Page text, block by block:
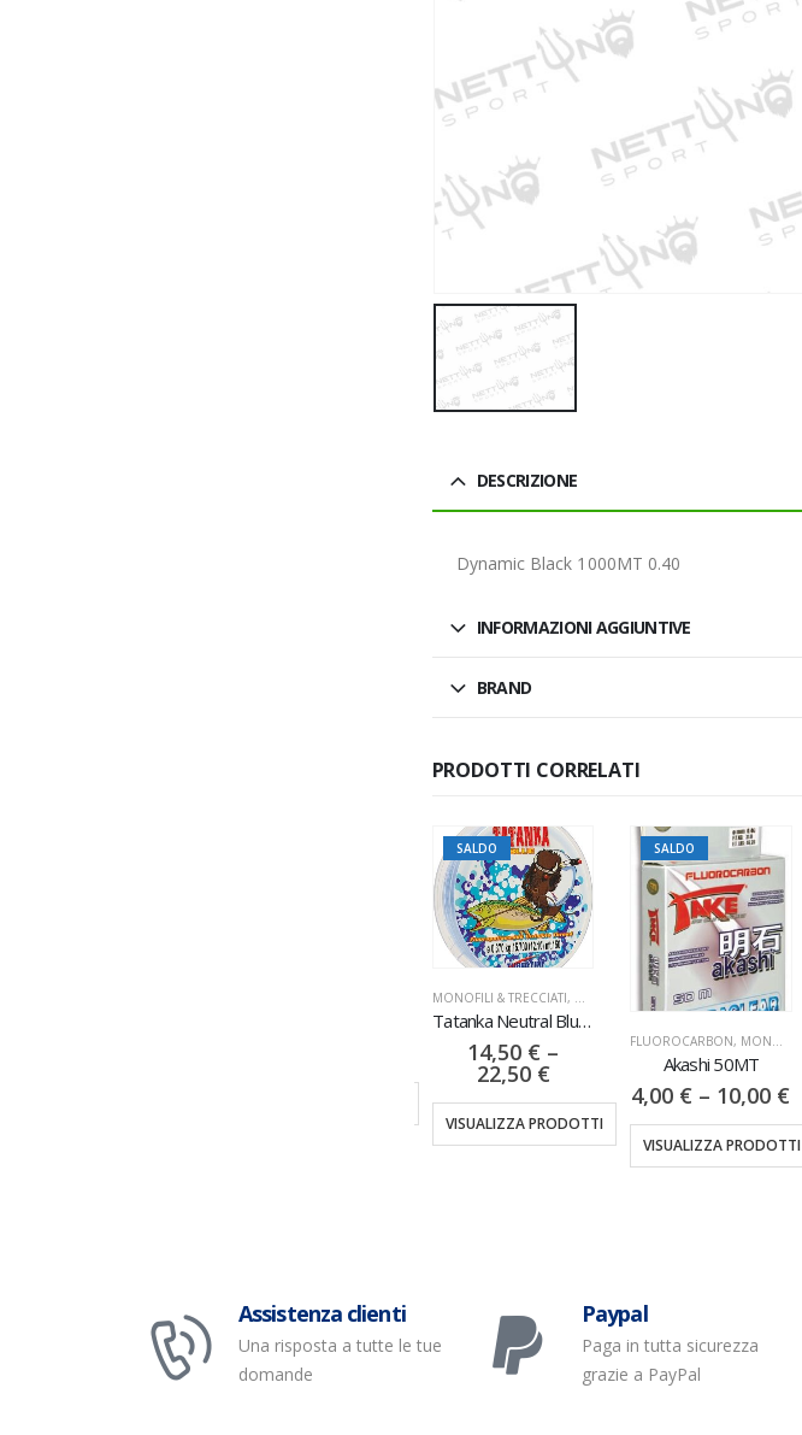
DESCRIZIONE
Dynamic Black 1000MT 0.40
INFORMAZIONI AGGIUNTIVE
BRAND
PRODOTTI CORRELATI
SALDO
MONOFILI & TRECCIATI,
Tatanka Neutral Blue 250MT
14,50 € –
22,50 €
VISUALIZZA PRODOTTI
SALDO
FLUOROCARBON, MONOFILI & TRECCIATI
Akashi 50MT
4,00 € – 10,00 €
VISUALIZZA PRODOTTI
Assistenza clienti
Una risposta a tutte le tue
domande
Paypal
Paga in tutta sicurezza
grazie a PayPal